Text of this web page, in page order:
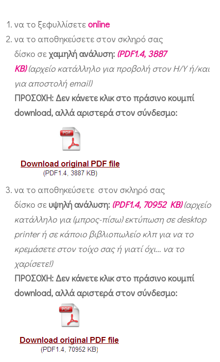
να το ξεφυλλίσετεonline
να το αποθηκεύσετε στον σκληρό σας
δίσκο σεχαμηλή ανάλυση: (PDF1.4, 3887
KB)(αρχείο κατάλληλο για προβολή στον Η/Υ ή/και
για αποστολή email)
ΠΡΟΣΟΧΗ: Δεν κάνετε κλικ στο πράσινο κουμπί
download, αλλά αριστερά στον σύνδεσμο:
να το αποθηκεύσετε στον σκληρό σας
δίσκο σευψηλή ανάλυση: (PDF1.4, 70952 KB)(αρχείο
κατάλληλο για (μπρος-πίσω) εκτύπωση σε desktop
printer ή σε κάποιο βιβλιοπωλείο κλπ για να το
κρεμάσετε στον τοίχο σας ή γιατί όχι… να το
χαρίσετε!)
ΠΡΟΣΟΧΗ: Δεν κάνετε κλικ στο πράσινο κουμπί
download, αλλά αριστερά στον σύνδεσμο: